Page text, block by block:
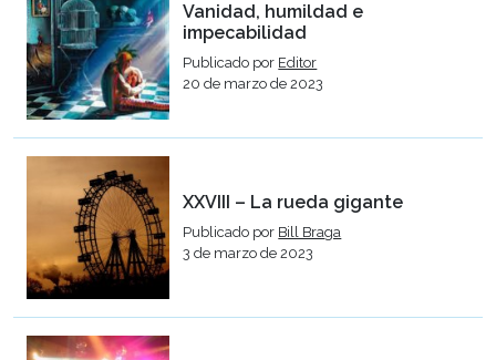
Vanidad, humildad e
impecabilidad
Publicado por Editor
20 de marzo de 2023
XXVIII – La rueda gigante
Publicado por Bill Braga
3 de marzo de 2023